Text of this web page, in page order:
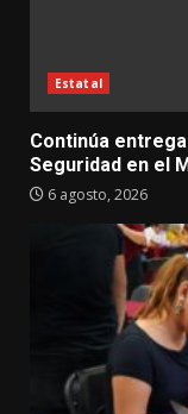
Estatal
Continúa
Seguridad en el
6 agosto, 2026